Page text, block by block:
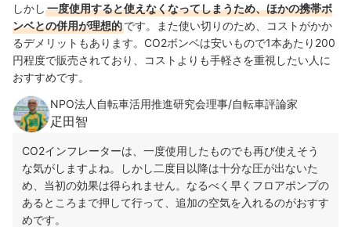
しかし 一度使用すると使えなくなってしまうため、ほかの携帯ボ
ンベとの併用が理想的です。
また使い切りのため、コストがかか
るデメリットもあります。 CO2ボンベは安いもので1本あたり200
円程度で販売されており、コストよりも手軽さを重視したい人に
おすすめです。
NPO法人自転車活用推進研究会理事/自転車評論家
疋田智
CO2インフレーターは、一度使用したものでも再び使えそう
な気がしますよね。しかし二度目以降は十分な圧が出ないた
め、当初の効果は得られません。なるべく早くフロアポンプの
あるところまで押して行って、追加の空気を入れるのがおすす
めです。